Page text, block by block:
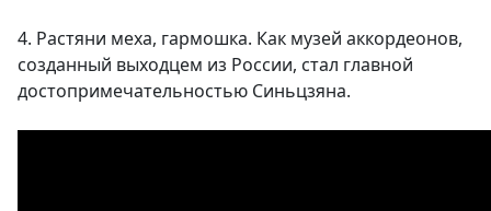
4. Растяни меха, гармошка. Как музей аккордеонов,
созданный выходцем из России, стал главной
достопримечательностью Синьцзяна.